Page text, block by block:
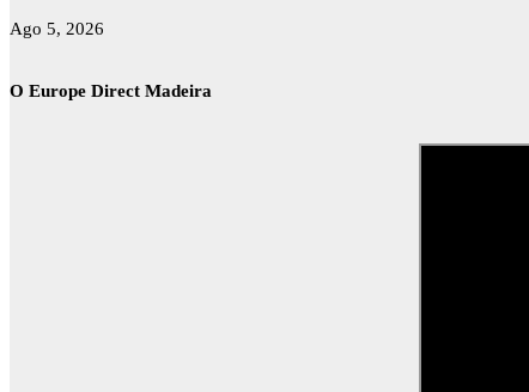
Ago 5, 2026
O Europe Direct Madeira